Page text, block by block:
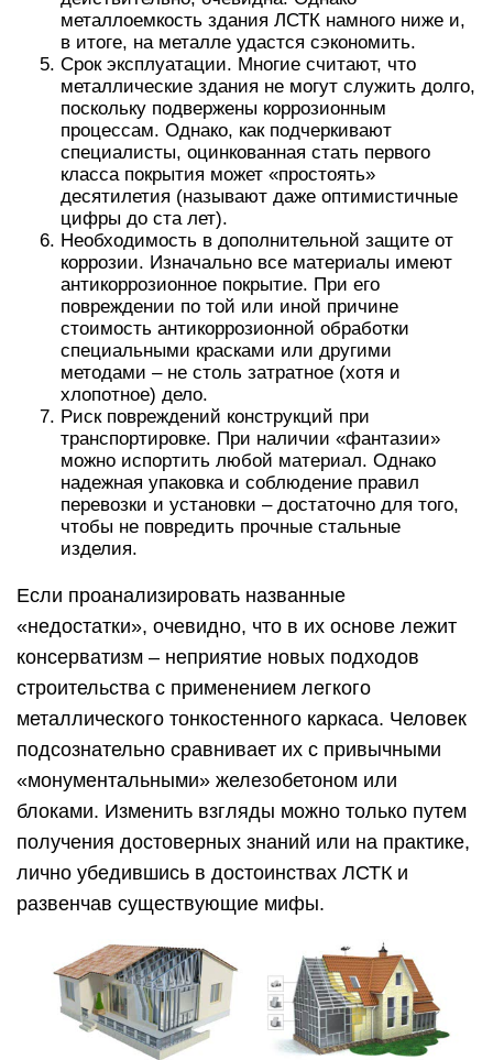
металлоемкость здания ЛСТК намного ниже и,
в итоге, на металле удастся сэкономить.
Срок эксплуатации. Многие считают, что
металлические здания не могут служить долго,
поскольку подвержены коррозионным
процессам. Однако, как подчеркивают
специалисты, оцинкованная стать первого
класса покрытия может «простоять»
десятилетия (называют даже оптимистичные
цифры до ста лет).
Необходимость в дополнительной защите от
коррозии. Изначально все материалы имеют
антикоррозионное покрытие. При его
повреждении по той или иной причине
стоимость антикоррозионной обработки
специальными красками или другими
методами – не столь затратное (хотя и
хлопотное) дело.
Риск повреждений конструкций при
транспортировке. При наличии «фантазии»
можно испортить любой материал. Однако
надежная упаковка и соблюдение правил
перевозки и установки – достаточно для того,
чтобы не повредить прочные стальные
изделия.
Если проанализировать названные
«недостатки», очевидно, что в их основе лежит
консерватизм – неприятие новых подходов
строительства с применением легкого
металлического тонкостенного каркаса. Человек
подсознательно сравнивает их с привычными
«монументальными» железобетоном или
блоками. Изменить взгляды можно только путем
получения достоверных знаний или на практике,
лично убедившись в достоинствах ЛСТК и
развенчав существующие мифы.